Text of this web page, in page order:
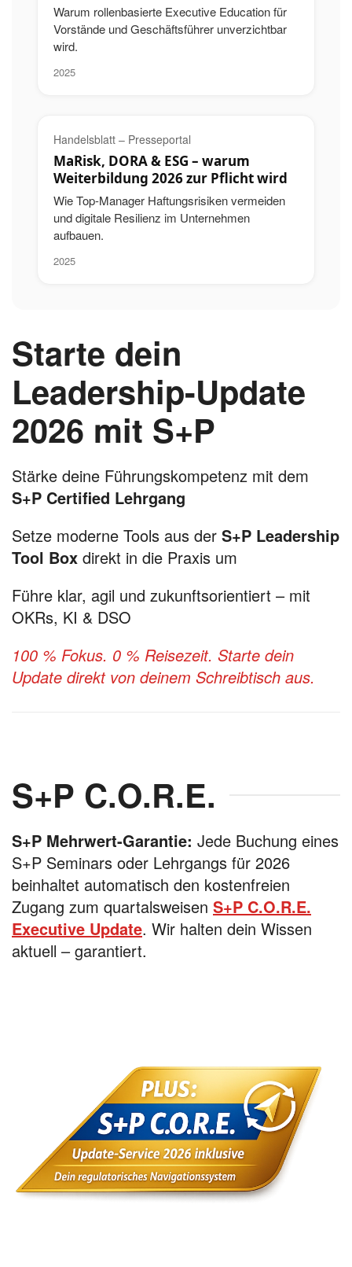
Warum rollenbasierte Executive Education für
Vorstände und Geschäftsführer unverzichtbar
wird.
2025
Handelsblatt – Presseportal
MaRisk, DORA & ESG – warum
Weiterbildung 2026 zur Pflicht wird
Wie Top-Manager Haftungsrisiken vermeiden
und digitale Resilienz im Unternehmen
aufbauen.
2025
Starte dein
Leadership-Update
2026 mit S+P
Stärke deine Führungskompetenz mit dem
S+P Certified Lehrgang
Setze moderne Tools aus der S+P Leadership
Tool Box direkt in die Praxis um
Führe klar, agil und zukunftsorientiert – mit
OKRs, KI & DSO
100 % Fokus. 0 % Reisezeit. Starte dein
Update direkt von deinem Schreibtisch aus.
S+P C.O.R.E.
S+P Mehrwert-Garantie: Jede Buchung eines
S+P Seminars oder Lehrgangs für 2026
beinhaltet automatisch den kostenfreien
Zugang zum quartalsweisen S+P C.O.R.E.
Executive Update. Wir halten dein Wissen
aktuell – garantiert.